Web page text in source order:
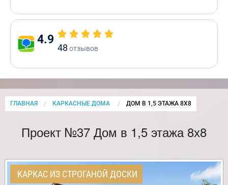
4.9
48 отзывов
ГЛАВНАЯ КАРКАСНЫЕ ДОМА CURRENT:
ДОМ В 1,5 ЭТАЖА 8Х8
Проект №37 Дом в 1,5 этажа 8х8
КАРКАС ИЗ СТРОГАНОЙ ДОСКИ